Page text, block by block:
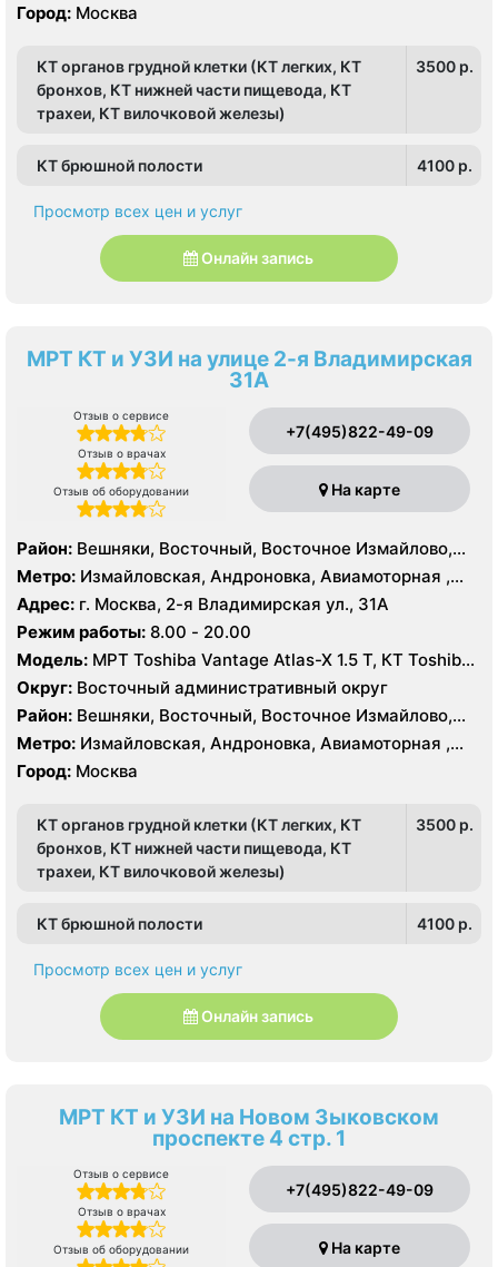
Город: Москва
КТ органов грудной клетки (КТ легких, КТ
бронхов, КТ нижней части пищевода, КТ
трахеи, КТ вилочковой железы)
3500 p.
КТ брюшной полости 4100 p.
Просмотр всех цен и услуг
Онлайн запись
МРТ КТ и УЗИ на улице 2-я Владимирская
31А
Отзыв о сервисе
Отзыв о врачах
Отзыв об оборудовании
+7(495)822-49-09
На карте
Район: Вешняки, Восточный, Восточное Измайлово,
Гольяново, Ивановское, Измайлово, Косино-
Ухтомский, Метрогородок, Новогиреево, Новокосино,
Перово, Преображенское, Северное Измайлово,
Соколиная Гора, Нижегородский, Рязанский
Метро: Измайловская, Андроновка, Авиамоторная ,
Новогиреево, Новокосино, Первомайская, Перово,
Соколиная гора, Шоссе Энтузиастов
Адрес: г. Москва, 2-я Владимирская ул., 31А
Режим работы: 8.00 - 20.00
Модель: МРТ Toshiba Vantage Atlas-X 1.5 Т, КТ Toshiba
Aquilion 64 среза, УЗИ
Округ: Восточный административный округ
Район: Вешняки, Восточный, Восточное Измайлово,
Гольяново, Ивановское, Измайлово, Косино-
Ухтомский, Метрогородок, Новогиреево, Новокосино,
Перово, Преображенское, Северное Измайлово,
Метро: Измайловская, Андроновка, Авиамоторная ,
Новогиреево, Новокосино, Первомайская, Перово,
Соколиная гора, Шоссе Энтузиастов
Город: Москва
КТ органов грудной клетки (КТ легких, КТ
бронхов, КТ нижней части пищевода, КТ
трахеи, КТ вилочковой железы)
3500 p.
КТ брюшной полости 4100 p.
Просмотр всех цен и услуг
Онлайн запись
МРТ КТ и УЗИ на Новом Зыковском
проспекте 4 стр. 1
Отзыв о сервисе
Отзыв о врачах
Отзыв об оборудовании
+7(495)822-49-09
На карте